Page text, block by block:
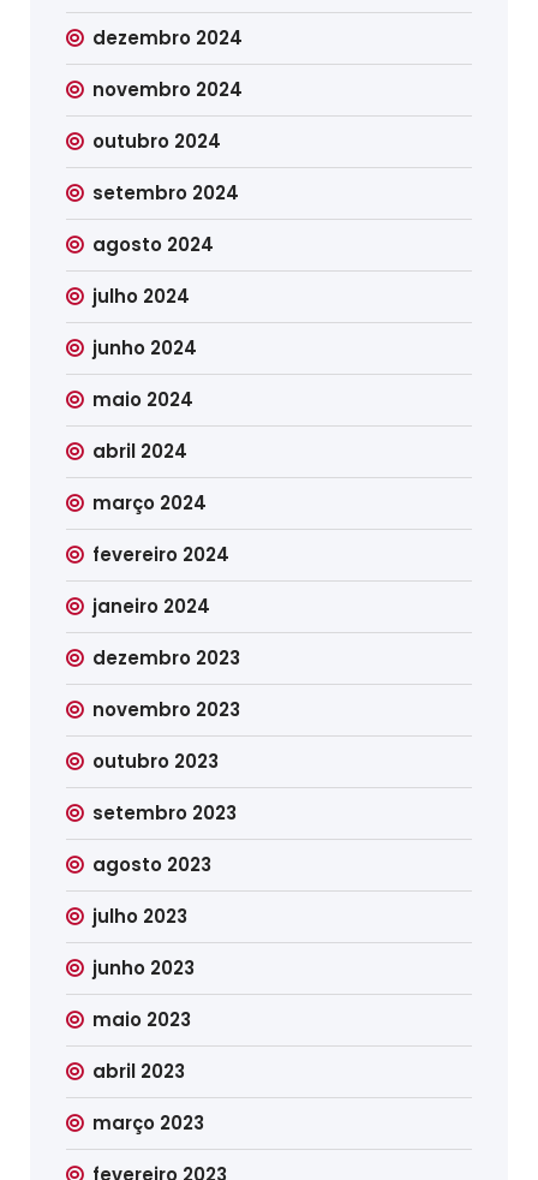
dezembro 2024
novembro 2024
outubro 2024
setembro 2024
agosto 2024
julho 2024
junho 2024
maio 2024
abril 2024
março 2024
fevereiro 2024
janeiro 2024
dezembro 2023
novembro 2023
outubro 2023
setembro 2023
agosto 2023
julho 2023
junho 2023
maio 2023
abril 2023
março 2023
fevereiro 2023